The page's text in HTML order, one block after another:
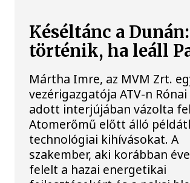
Késéltánc a
történik, ha leáll
Mártha Imre, az MVM Zrt.
vezérigazgatója ATV-n
adott interjújában vázolta
Atomerőmű előtt álló
technológiai kihívásokat. A
szakember, aki korábban
felelt a hazai energetikai